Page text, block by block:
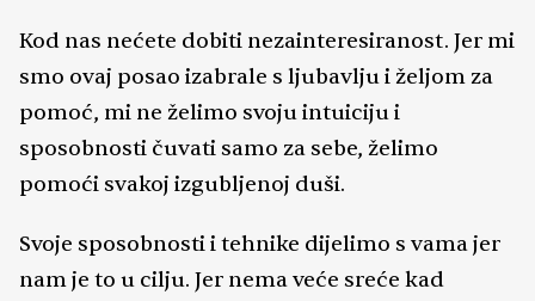
Kod nas nećete dobiti nezainteresiranost. Jer mi
smo ovaj posao izabrale s ljubavlju i željom za
pomoć, mi ne želimo svoju intuiciju i
sposobnosti čuvati samo za sebe, želimo
pomoći svakoj izgubljenoj duši.
Svoje sposobnosti i tehnike dijelimo s vama jer
nam je to u cilju. Jer nema veće sreće kad